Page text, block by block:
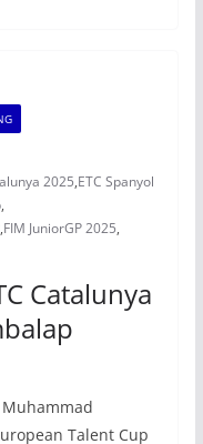
2025,ETC Spanyol
,
,FIM JuniorGP 2025,
Catalunya
Talent Cup